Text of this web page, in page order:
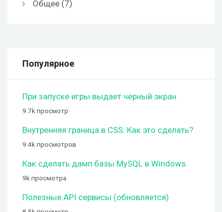
Общее (7)
Популярное
При запуске игры выдает черный экран
9.7k просмотр
Внутренняя граница в CSS. Как это сделать?
9.4k просмотров
Как сделать дамп базы MySQL в Windows
9k просмотра
Полезные API сервисы (обновляется)